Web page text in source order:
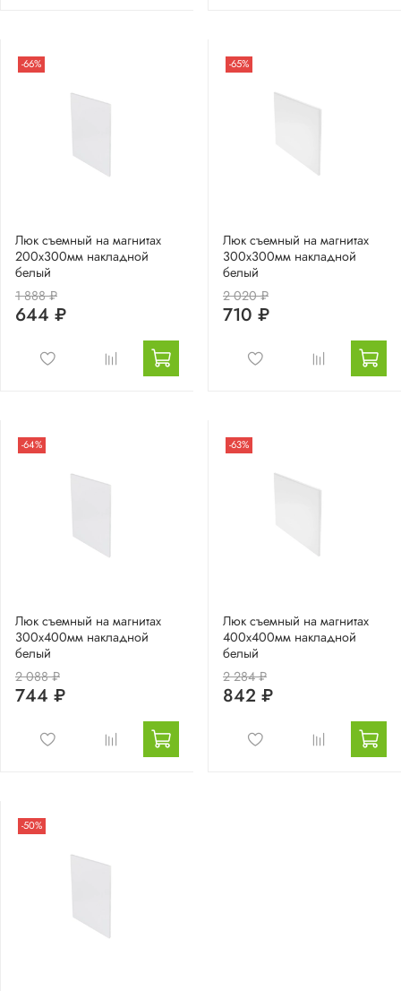
-66%
Люк съемный на магнитах
200х300мм накладной
белый
1 888 ₽
644 ₽
-65%
Люк съемный на магнитах
300х300мм накладной
белый
2 020 ₽
710 ₽
-64%
Люк съемный на магнитах
300х400мм накладной
белый
2 088 ₽
744 ₽
-63%
Люк съемный на магнитах
400х400мм накладной
белый
2 284 ₽
842 ₽
-50%